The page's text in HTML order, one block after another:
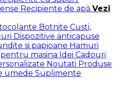
Recipiente de apă Vezi
Botnite Custi,
Dispozitive anticapuse
si papioane Hamuri
masina Idei Cadouri
Noutati Produse
umede Suplimente